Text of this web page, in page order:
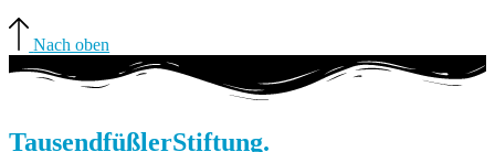
Nach oben
TausendfüßlerStiftung.